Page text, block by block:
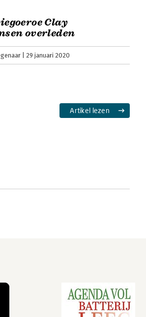
Clay
overleden
29 januari 2020
Artikel lezen